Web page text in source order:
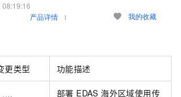
产品详情 我的收藏
更类型 功能描述
部署 EDAS 海外区域使用传